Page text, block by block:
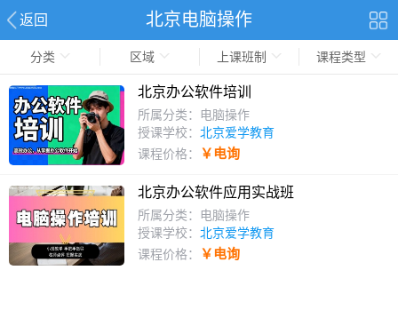
返回 北京电脑操作
分类 区域 上课班制 课程类型
北京办公软件培训
所属分类：电脑操作
授课学校： 北京爱学教育
课程价格：
￥电询
北京办公软件应用实战班
所属分类：电脑操作
授课学校： 北京爱学教育
课程价格：
￥电询